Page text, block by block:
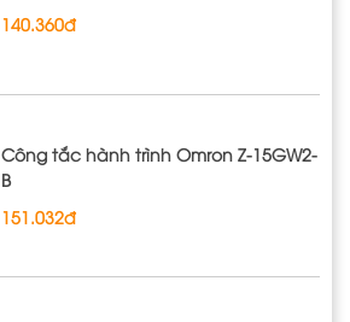
140.360đ
Công tắc hành trình Omron Z‐15GW2‐
B
151.032đ